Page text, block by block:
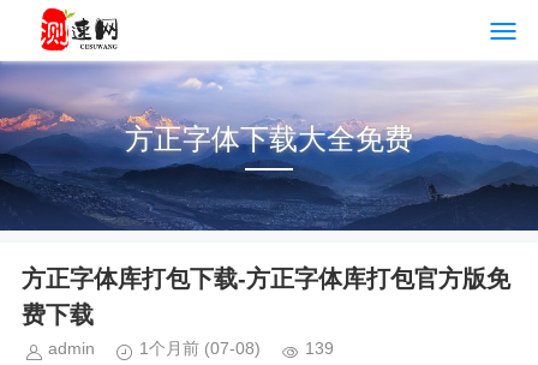
方正字体下载大全免费
方正字体库打包下载-方正字体库打包官方版免
费下载
admin 1个月前 (07-08) 139